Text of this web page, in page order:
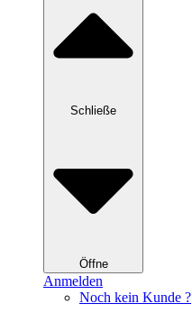
Schließe
Öffne
Anmelden
Noch kein Kunde ?